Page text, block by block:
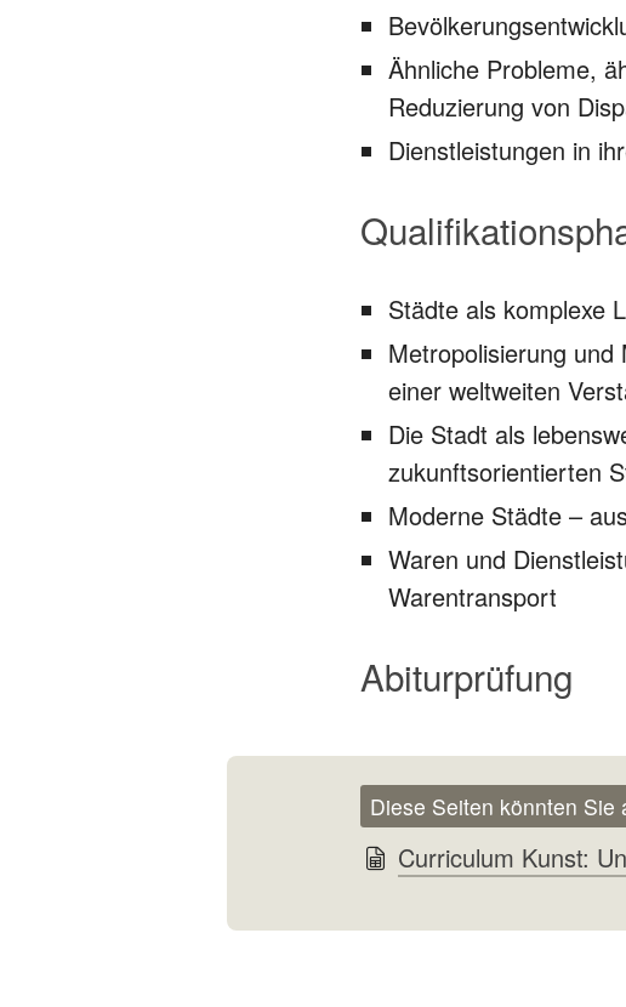
Ähnliche Probleme,
Reduzierung von
Dienstleistungen in
Städte als komplexe
Metropolisierung und
einer weltweiten
Die Stadt als
zukunftsorientierten
Moderne Städte –
Waren und
Warentransport
Abiturprüfung
Diese Seiten könnten Sie
Curriculum Kunst: